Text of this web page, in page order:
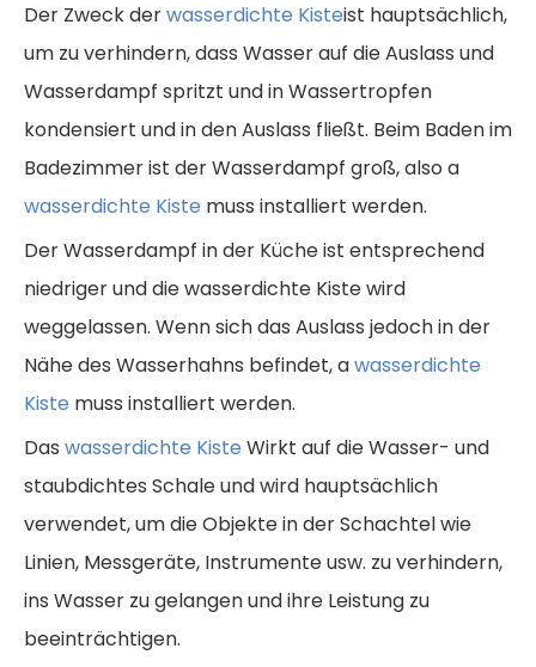
Der Zweck derwasserdichte Kisteist hauptsächlich,
um zu verhindern, dass Wasser auf die Auslass und
Wasserdampf spritzt und in Wassertropfen
kondensiert und in den Auslass fließt. Beim Baden im
Badezimmer ist der Wasserdampf groß, also a
wasserdichte Kiste muss installiert werden.
Der Wasserdampf in der Küche ist entsprechend
niedriger und die wasserdichte Kiste wird
weggelassen. Wenn sich das Auslass jedoch in der
Nähe des Wasserhahns befindet, awasserdichte
Kiste muss installiert werden.
Das wasserdichte Kiste Wirkt auf die Wasser- und
staubdichtes Schale und wird hauptsächlich
verwendet, um die Objekte in der Schachtel wie
Linien, Messgeräte, Instrumente usw. zu verhindern,
ins Wasser zu gelangen und ihre Leistung zu
beeinträchtigen.